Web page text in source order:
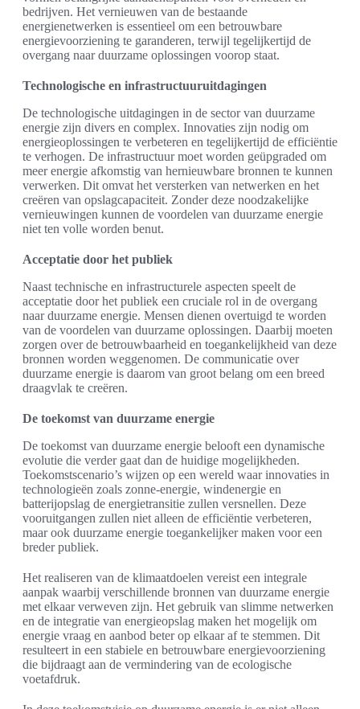
bedrijven. Het vernieuwen van de bestaande
energienetwerken is essentieel om een betrouwbare
energievoorziening te garanderen, terwijl tegelijkertijd de
overgang naar duurzame oplossingen voorop staat.
Technologische en infrastructuuruitdagingen
De technologische uitdagingen in de sector van duurzame
energie zijn divers en complex. Innovaties zijn nodig om
energieoplossingen te verbeteren en tegelijkertijd de efficiëntie
te verhogen. De infrastructuur moet worden geüpgraded om
meer energie afkomstig van hernieuwbare bronnen te kunnen
verwerken. Dit omvat het versterken van netwerken en het
creëren van opslagcapaciteit. Zonder deze noodzakelijke
vernieuwingen kunnen de voordelen van duurzame energie
niet ten volle worden benut.
Acceptatie door het publiek
Naast technische en infrastructurele aspecten speelt de
acceptatie door het publiek een cruciale rol in de overgang
naar duurzame energie. Mensen dienen overtuigd te worden
van de voordelen van duurzame oplossingen. Daarbij moeten
zorgen over de betrouwbaarheid en toegankelijkheid van deze
bronnen worden weggenomen. De communicatie over
duurzame energie is daarom van groot belang om een breed
draagvlak te creëren.
De toekomst van duurzame energie
De toekomst van duurzame energie belooft een dynamische
evolutie die verder gaat dan de huidige mogelijkheden.
Toekomstscenario’s wijzen op een wereld waar innovaties in
technologieën zoals zonne-energie, windenergie en
batterijopslag de energietransitie zullen versnellen. Deze
vooruitgangen zullen niet alleen de efficiëntie verbeteren,
maar ook duurzame energie toegankelijker maken voor een
breder publiek.
Het realiseren van de klimaatdoelen vereist een integrale
aanpak waarbij verschillende bronnen van duurzame energie
met elkaar verweven zijn. Het gebruik van slimme netwerken
en de integratie van energieopslag maken het mogelijk om
energie vraag en aanbod beter op elkaar af te stemmen. Dit
resulteert in een stabiele en betrouwbare energievoorziening
die bijdraagt aan de vermindering van de ecologische
voetafdruk.